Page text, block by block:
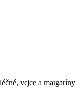
vejce a margaríny